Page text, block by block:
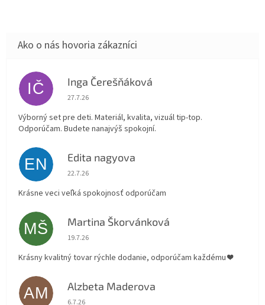
IČ Inga Čerešňáková
Hodnotenie obchodu je 5 z 5 hviezdičiek.
27.7.26
Výborný set pre deti. Materiál, kvalita, vizuál tip-top.
Odporúčam. Budete nanajvýš spokojní.
EN Edita nagyova
Hodnotenie obchodu je 5 z 5 hviezdičiek.
22.7.26
Krásne veci veľká spokojnosť odporúčam
MŠ Martina Škorvánková
Hodnotenie obchodu je 5 z 5 hviezdičiek.
19.7.26
Krásny kvalitný tovar rýchle dodanie, odporúčam každému ❤️
AM Alzbeta Maderova
Hodnotenie obchodu je 5 z 5 hviezdičiek.
6.7.26